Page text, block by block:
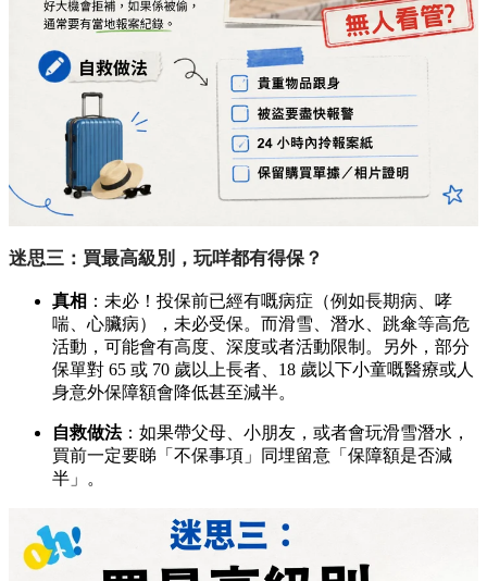
迷思三：買最高級別，玩咩都有得保？
真相 ：未必！投保前已經有嘅病症（例如長期病、哮
喘、心臟病），未必受保。而滑雪、潛水、跳傘等高危
活動，可能會有高度、深度或者活動限制。另外，部分
保單對 65 或 70 歲以上長者、18 歲以下小童嘅醫療或人
身意外保障額會降低甚至減半。
自救做法：如果帶父母、小朋友，或者會玩滑雪潛水，
買前一定要睇「不保事項」同埋留意「保障額是否減
半」。